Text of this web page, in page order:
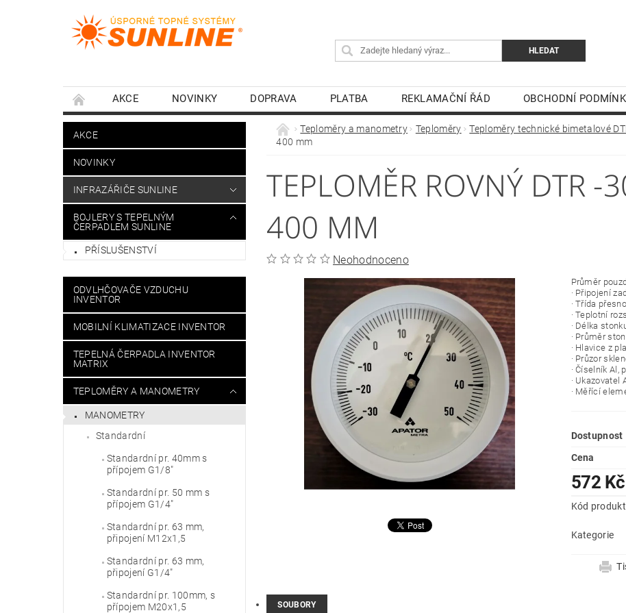
AKCE NOVINKY DOPRAVA PLATBA REKLAMAČNÍ ŘÁD OBCHODNÍ
AKCE
NOVINKY
INFRAZÁŘIČE SUNLINE
BOJLERY S TEPELNÝM
ČERPADLEM SUNLINE
PŘÍSLUŠENSTVÍ
ODVLHČOVAČE VZDUCHU
INVENTOR
MOBILNÍ KLIMATIZACE INVENTOR
TEPELNÁ ČERPADLA INVENTOR
MATRIX
TEPLOMĚRY A MANOMETRY
MANOMETRY
Standardní
Standardní pr. 40mm s
přípojem G1/8"
Standardní pr. 50 mm s
přípojem G1/4"
Standardní pr. 63 mm,
připojení M12x1,5
Standardní pr. 63 mm,
připojení G1/4"
Standardní pr. 100mm, s
přípojem M20x1,5
Teploměry a manometry Teploměry Teploměry technické bimetalové
400 mm
TEPLOMĚR ROVNÝ DTR -
400 MM
Neohodnoceno
Průměr
· Připojení
· Třída
· Teplotní
· Délka
· Průměr
· Hlavice z
· Průzor
· Číselník Al,
· Ukazovatel
· Měřící
Dostupnost
Cena
572 Kč
Kód
Kategorie
SOUBORY